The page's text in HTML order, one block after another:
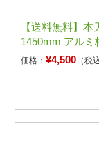
【送料無料】
1450mm アルミ
価格：¥4,500 （税